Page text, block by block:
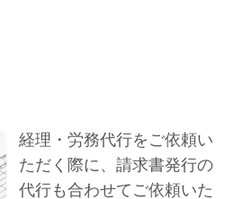
経理・労務代行をご依頼い
ただく際に、請求書発行の
代行も合わせてご依頼いた